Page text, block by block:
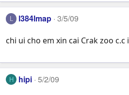
L l384lmap 3/5/09
chi ui cho em xin cai Crak zoo c.c i
H hipi 5/2/09